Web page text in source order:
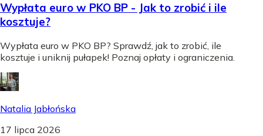
Wypłata euro w PKO BP - Jak to zrobić i ile
kosztuje?
Wypłata euro w PKO BP? Sprawdź, jak to zrobić, ile
kosztuje i uniknij pułapek! Poznaj opłaty i ograniczenia.
Natalia Jabłońska
17 lipca 2026